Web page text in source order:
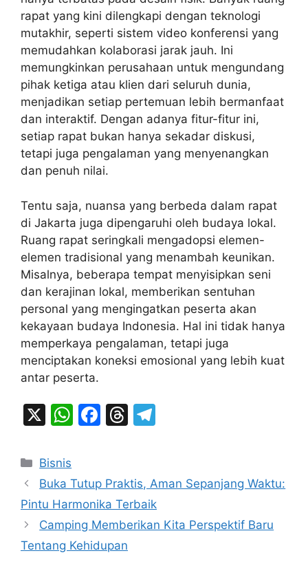
rapat yang kini dilengkapi dengan teknologi
mutakhir, seperti sistem video konferensi yang
memudahkan kolaborasi jarak jauh. Ini
memungkinkan perusahaan untuk mengundang
pihak ketiga atau klien dari seluruh dunia,
menjadikan setiap pertemuan lebih bermanfaat
dan interaktif. Dengan adanya fitur-fitur ini,
setiap rapat bukan hanya sekadar diskusi,
tetapi juga pengalaman yang menyenangkan
dan penuh nilai.
Tentu saja, nuansa yang berbeda dalam rapat
di Jakarta juga dipengaruhi oleh budaya lokal.
Ruang rapat seringkali mengadopsi elemen-
elemen tradisional yang menambah keunikan.
Misalnya, beberapa tempat menyisipkan seni
dan kerajinan lokal, memberikan sentuhan
personal yang mengingatkan peserta akan
kekayaan budaya Indonesia. Hal ini tidak hanya
memperkaya pengalaman, tetapi juga
menciptakan koneksi emosional yang lebih kuat
antar peserta.
X
W
s
A
p
p
F
e
b
o
o
T
a
d
s
gr
a
m
Categories
Bisnis
Buka Tutup Praktis, Aman Sepanjang Waktu:
Pintu Harmonika Terbaik
Camping Memberikan Kita Perspektif Baru
Tentang Kehidupan